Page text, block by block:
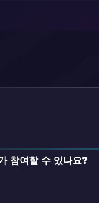
참여할 수 있나요?